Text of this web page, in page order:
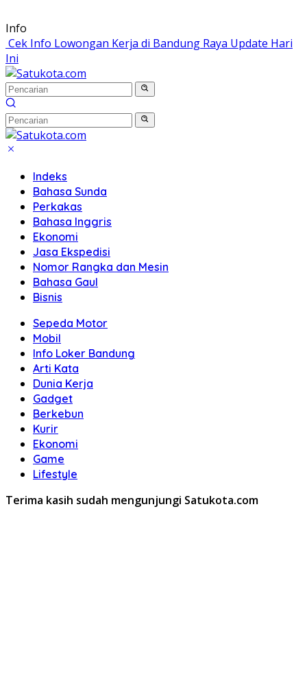
Langsung
ke
konten
Info
Cek Info Lowongan Kerja di Bandung Raya Update Hari
Ini
Indeks
Bahasa Sunda
Perkakas
Bahasa Inggris
Ekonomi
Jasa Ekspedisi
Nomor Rangka dan Mesin
Bahasa Gaul
Bisnis
Sepeda Motor
Mobil
Info Loker Bandung
Arti Kata
Dunia Kerja
Gadget
Berkebun
Kurir
Ekonomi
Game
Lifestyle
Terima kasih sudah mengunjungi Satukota.com